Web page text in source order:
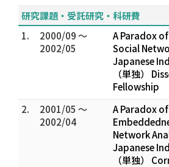
研究課題・受託研究・科研費
1.
2000/09 ～
2002/05
A Paradox
Social
Japanese
（単独）
Fellowship
2.
2001/05 ～
2002/04
A Paradox of
Network
Japanese
（単独）